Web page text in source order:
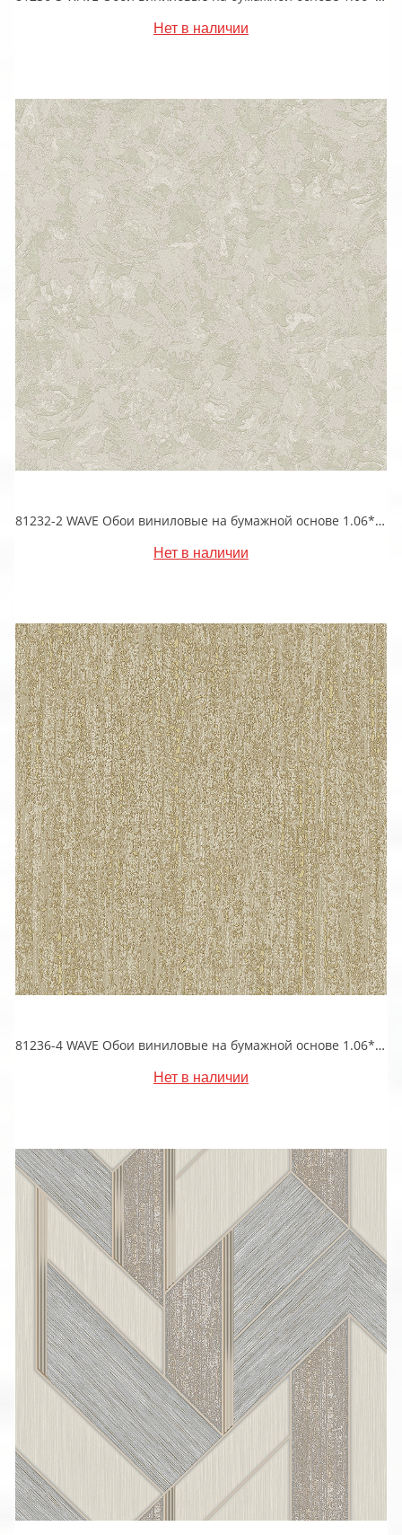
Нет в наличии
81232-2 WAVE Обои виниловые на бумажной основе 1.06*15.5
Нет в наличии
81236-4 WAVE Обои виниловые на бумажной основе 1.06*15.5
Нет в наличии